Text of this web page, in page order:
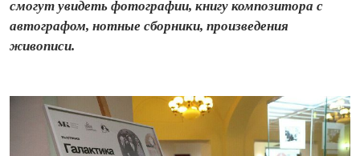
смогут увидеть фотографии, книгу композитора с
автографом, нотные сборники, произведения
живописи.